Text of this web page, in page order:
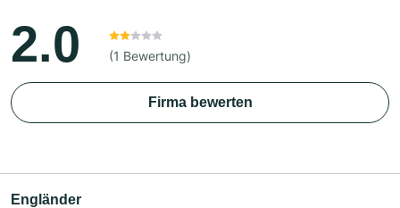
2.0 (1 Bewertung)
Firma bewerten
Engländer